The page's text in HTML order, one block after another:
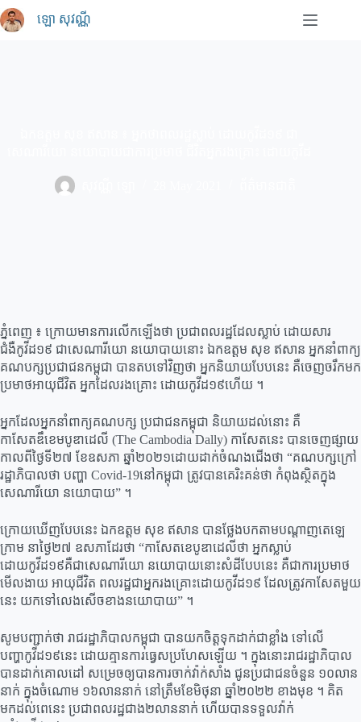
Skip
to
content
ឡោ សុវណ្ណី
ភ្នំពេញ ៖ ក្រោយមានការលើកឡើងថា ប្រជាពលរដ្ឋដែលស្លាប់ ដោយសារ
ជំងឺកូវីដ១៩ ជាសេណារីយោ នយោបាយនោះ ឯកឧត្តម សុខ ឥសាន អ្នកនាំពាក្យ
គណបក្សប្រជាជនកម្ពុជា បានតបទៅវិញថា អ្នកនិយាយបែបនេះ គឺចេញចរឹកមក
ប្រមាថអាយុជីវិត អ្នកដែលរងគ្រោះ ដោយកូវីដ១៩ហើយ ។
អ្នកដែលអ្នកនាំពាក្យគណបក្ស ប្រជាជនកម្ពុជា និយាយដល់នោះ គឺ
កាសែតឌឹខេមបូឌាដេលី (The Cambodia Dally) កាសែតនេះ បានចេញផ្សាយ
កាលពីថ្ងៃទី២៧ ខែឧសភា ឆ្នាំ២០២១ដោយដាក់ចំណងជើងថា “គណបក្សក្រៅ
រដ្ឋាភិបាលថា បញ្ហា Covid-19នៅកម្ពុជា ត្រូវបានគេរិះគន់ថា កំពុងស្ថិតក្នុង
សេណារីយោ នយោបាយ” ។
ក្រោយឃើញបែបនេះ ឯកឧត្តម សុខ ឥសាន បានថ្លែងបកតាមបណ្តាញតេឡេ
ក្រាម នាថ្ងៃ២៧ ឧសភាដែរថា “កាសែតខេបូឌាដេលីថា អ្នកស្លាប់
ដោយកូវីដ១៩គឺជាសេណារីយោ នយោបាយនោះសំដីបែបនេះ គឺជាការប្រមាថ
មើលងាយ អាយុជីវិត ពលរដ្ឋជាអ្នករងគ្រោះដោយកូវីដ១៩ ដែលត្រូវកាសែតមួយ
នេះ យកទៅលេងសើចខាងនយោបាយ” ។
សូមបញ្ជាក់ថា រាជរដ្ឋាភិបាលកម្ពុជា បានយកចិត្តទុកដាក់ជាខ្លាំង ទៅលើ
បញ្ហាកូវីដ១៩នេះ ដោយគ្មានការធ្វេសប្រហែសឡើយ ។ ក្នុងនោះរាជរដ្ឋាភិបាល
បានដាក់គោលដៅ សម្រេចឲ្យបានការចាក់វ៉ាក់សាំង ជូនប្រជាជនចំនួន ១០លាន
នាក់ ក្នុងចំណោម ១៦លាននាក់ នៅត្រឹមខែមិថុនា ឆ្នាំ២០២២ ខាងមុខ ។ គិត
មកដល់ពេនេះ ប្រជាពលរដ្ឋជាង២លាននាក់ ហើយបានទទួលវ៉ាក់